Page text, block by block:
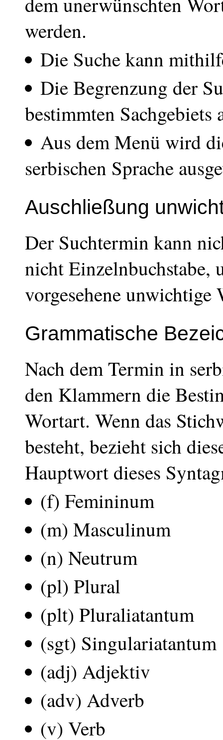
werden.
Die Suche kann
Die Begrenzung der
bestimmten
Aus dem Menü wird
serbischen Sprache
Auschließung
Der Suchtermin kann
nicht Einzelnbuchstabe,
vorgesehene unwichtige
Grammatische
Nach dem Termin in
den Klammern die
Wortart. Wenn das
besteht, bezieht sich
Hauptwort dieses
(f) Femininum
(m) Masculinum
(n) Neutrum
(pl) Plural
(plt) Pluraliatantum
(sgt) Singulariatantum
(adj) Adjektiv
(adv) Adverb
(v) Verb